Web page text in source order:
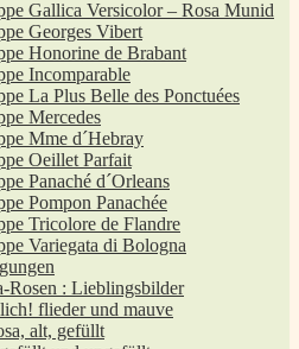
Gallica Versicolor – Rosa Munid
Georges Vibert
Honorine de Brabant
Incomparable
La Plus Belle des Ponctuées
Mercedes
Mme d´Hebray
Oeillet Parfait
Panaché d´Orleans
Pompon Panachée
Tricolore de Flandre
Variegata di Bologna
Rosen : Lieblingsbilder
flieder und mauve
alt, gefüllt